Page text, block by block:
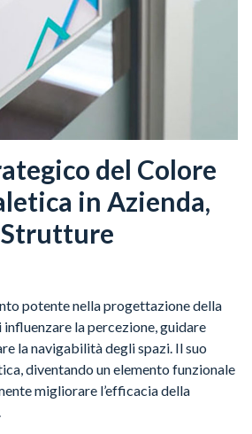
del Colore
in Azienda,
Strutture
potente nella progettazione della
la percezione, guidare
la navigabilità degli spazi. Il suo
diventando un elemento funzionale
migliorare l’efficacia della